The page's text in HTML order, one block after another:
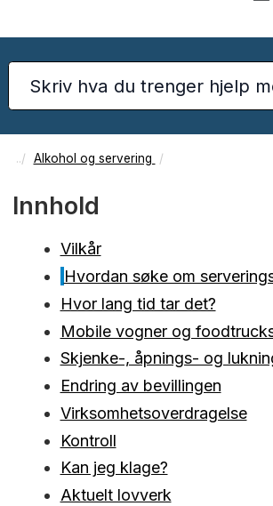
Alkohol og servering
Innhold
Vilkår
Hvordan søke om
Hvor lang tid tar det?
Mobile vogner og
Skjenke-, åpnings- og
Endring av bevillingen
Virksomhetsoverdragelse
Kontroll
Kan jeg klage?
Aktuelt lovverk